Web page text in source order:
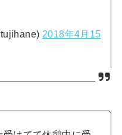
2018年4月15